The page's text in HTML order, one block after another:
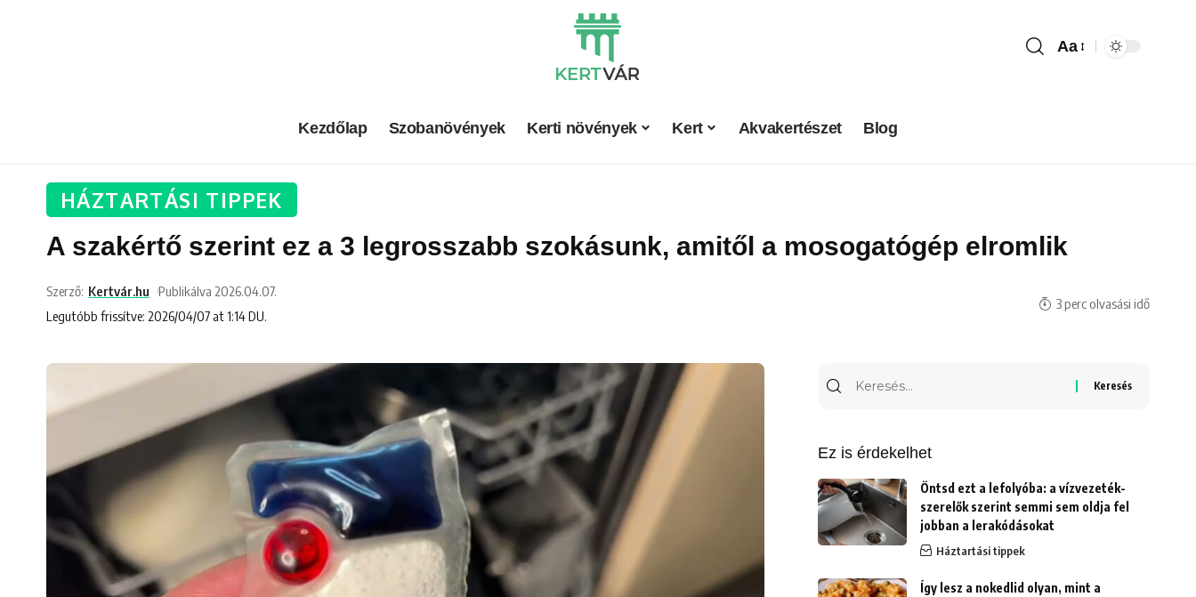
Aa
Kezdőlap Szobanövények Kerti növények Kert Akvakertészet Blog
HÁZTARTÁSI TIPPEK
A szakértő szerint ez a 3 legrosszabb szokásunk, amitől a mosogatógép elromlik
Legutóbb frissítve: 2026/04/07 at 1:14 DU.
Szerző: Kertvár.hu Publikálva 2026.04.07.
3 perc olvasási idő
Ez is érdekelhet
Öntsd ezt a lefolyóba: a vízvezeték-
szerelők szerint semmi sem oldja fel
jobban a lerakódásokat
Háztartási tippek
Így lesz a nokedlid olyan, mint a